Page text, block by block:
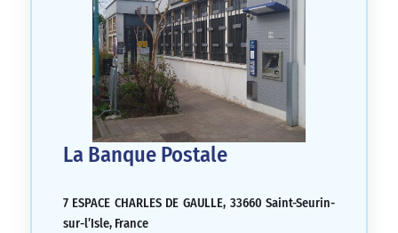
La Banque Postale
7 ESPACE CHARLES DE GAULLE, 33660 Saint-Seurin-
sur-l’Isle, France